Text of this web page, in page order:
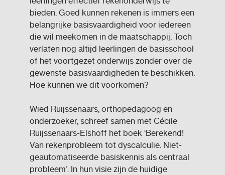
bieden. Goed kunnen rekenen is immers een
belangrijke basisvaardigheid voor iedereen
die wil meekomen in de maatschappij. Toch
verlaten nog altijd leerlingen de basisschool
of het voortgezet onderwijs zonder over de
gewenste basisvaardigheden te beschikken.
Hoe kunnen we dit voorkomen?
Wied Ruijssenaars, orthopedagoog en
onderzoeker, schreef samen met Cécile
Ruijssenaars-Elshoff het boek ‘Berekend!
Van rekenprobleem tot dyscalculie. Niet-
geautomatiseerde basiskennis als centraal
probleem’. In hun visie zijn de huidige